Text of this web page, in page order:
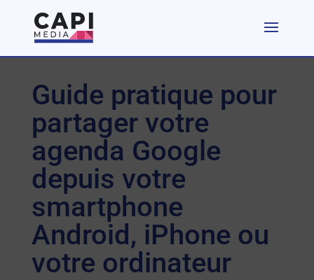
Guide pratique pour
partager votre
agenda Google
depuis votre
smartphone
Android, iPhone ou
votre ordinateur